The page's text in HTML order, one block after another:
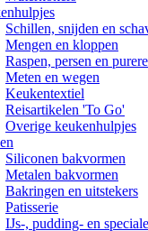
Schillen, snijden en
Mengen en kloppen
Raspen, persen en
Meten en wegen
Keukentextiel
Reisartikelen 'To Go'
Overige keukenhulpjes
Siliconen bakvormen
Metalen bakvormen
Bakringen en uitstekers
Patisserie
IJs-, pudding- en